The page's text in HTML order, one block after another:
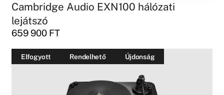
Cambridge Audio EXN100 hálózati
lejátszó
659 900 FT
Elfogyott Rendelhető Újdonság